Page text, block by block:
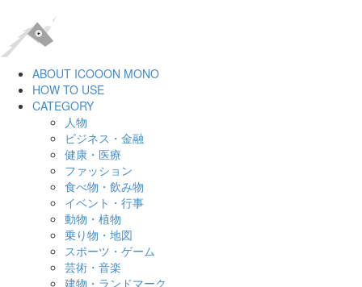
ABOUT ICOOON MONO
HOW TO USE
CATEGORY
人物
ビジネス・金融
健康・医療
ファッション
食べ物・飲み物
イベント・行事
動物・植物
乗り物・地図
スポーツ・ゲーム
芸術・音楽
建物・ランドマーク